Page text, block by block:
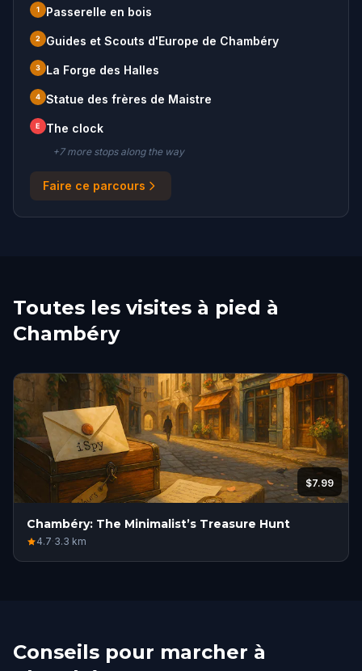
1 Passerelle en bois
2 Guides et Scouts d'Europe de Chambéry
3 La Forge des Halles
4 Statue des frères de Maistre
E The clock
+7more stopsalong the way
Faire ce parcours
Toutes les visites à pied à
Chambéry
$7.99
Chambéry: The Minimalist’s Treasure Hunt
4.7·3.3 km
Conseils pour marcher à